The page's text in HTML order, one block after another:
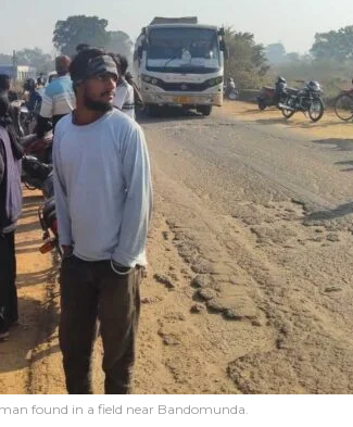
found in a field near Bandomunda.